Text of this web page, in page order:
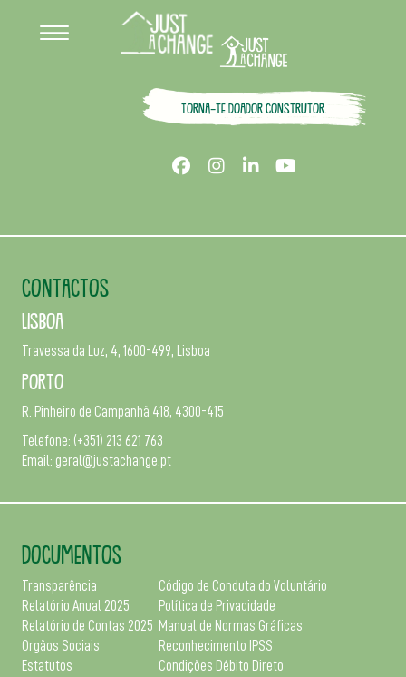
Torna-te doador construtor.
CONTACTOS
Lisboa
Travessa da Luz, 4, 1600-499, Lisboa
Porto
R. Pinheiro de Campanhã 418, 4300-415
Telefone: (+351) 213 621 763
Email: geral@justachange.pt
DOCUMENTOS
Transparência
Relatório Anual 2025
Relatório de Contas 2025
Orgãos Sociais
Estatutos
Código de Conduta do Voluntário
Política de Privacidade
Manual de Normas Gráficas
Reconhecimento IPSS
Condições Débito Direto